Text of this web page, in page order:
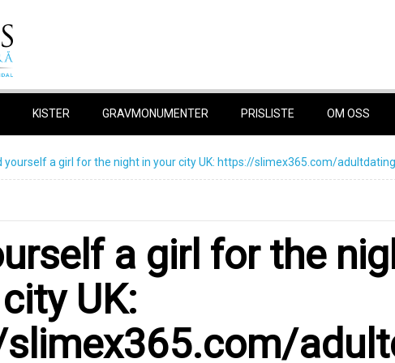
KISTER GRAVMONUMENTER PRISLISTE OM OSS
уourself а girl for thе night in уour сity UK: https://slimex365.com/
а girl for thе
UK: